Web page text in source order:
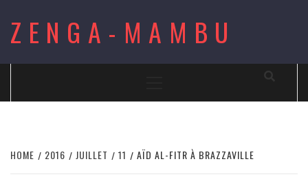
content
ZENGA-MAMBU
HOME 2016 JUILLET 11 AÏD AL-FITR À BRAZZAVILLE